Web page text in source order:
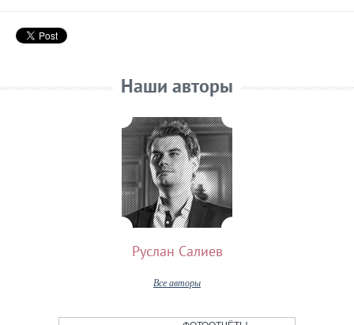
Наши авторы
Руслан Салиев
Все авторы